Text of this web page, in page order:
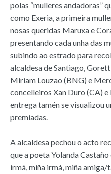
polas “mulleres andadoras”
como Exeria, a primeira
nosas queridas Maruxa e
presentando cada unha das
subindo ao estrado para
alcaldesa de Santiago,
Míriam Louzao (BNG) e
concelleiros Xan Duro (CA)
entrega tamén se visualizou
premiadas.
A alcaldesa pechou o acto
que a poeta Yolanda
irmá, miña irmá, miña amiga/